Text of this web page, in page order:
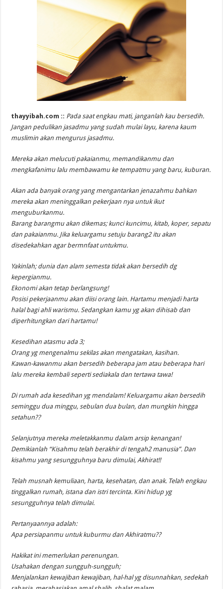
thayyibah.com :: Pada saat engkau mati, janganlah kau bersedih.
Jangan pedulikan jasadmu yang sudah mulai layu, karena kaum
muslimin akan mengurus jasadmu.
Mereka akan melucuti pakaianmu, memandikanmu dan
mengkafanimu lalu membawamu ke tempatmu yang baru, kuburan.
Akan ada banyak orang yang mengantarkan jenazahmu bahkan
mereka akan meninggalkan pekerjaan nya untuk ikut
menguburkanmu.
Barang barangmu akan dikemas; kunci kuncimu, kitab, koper, sepatu
dan pakaianmu. Jika keluargamu setuju barang2 itu akan
disedekahkan agar bermnfaat untukmu.
Yakinlah; dunia dan alam semesta tidak akan bersedih dg
kepergianmu.
Ekonomi akan tetap berlangsung!
Posisi pekerjaanmu akan diisi orang lain. Hartamu menjadi harta
halal bagi ahli warismu. Sedangkan kamu yg akan dihisab dan
diperhitungkan dari hartamu!
Kesedihan atasmu ada 3;
Orang yg mengenalmu sekilas akan mengatakan, kasihan.
Kawan-kawanmu akan bersedih beberapa jam atau beberapa hari
lalu mereka kembali seperti sediakala dan tertawa tawa!
Di rumah ada kesedihan yg mendalam! Keluargamu akan bersedih
seminggu dua minggu, sebulan dua bulan, dan mungkin hingga
setahun??
Selanjutnya mereka meletakkanmu dalam arsip kenangan!
Demikianlah “Kisahmu telah berakhir di tengah2 manusia”. Dan
kisahmu yang sesungguhnya baru dimulai, Akhirat!!
Telah musnah kemuliaan, harta, kesehatan, dan anak. Telah engkau
tinggalkan rumah, istana dan istri tercinta. Kini hidup yg
sesungguhnya telah dimulai.
Pertanyaannya adalah:
Apa persiapanmu untuk kuburmu dan Akhiratmu??
Hakikat ini memerlukan perenungan.
Usahakan dengan sungguh-sungguh;
Menjalankan kewajiban kewajiban, hal-hal yg disunnahkan, sedekah